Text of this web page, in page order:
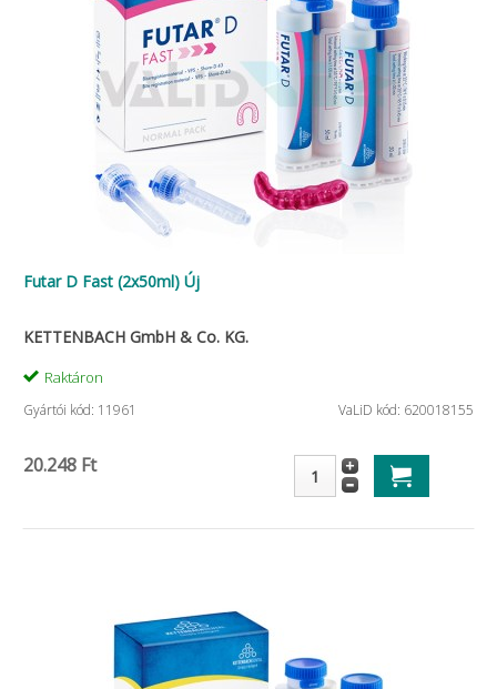
Futar D Fast (2x50ml) Új
KETTENBACH GmbH & Co. KG.
Raktáron
Gyártói kód: 11961 VaLiD kód: 620018155
20.248 Ft